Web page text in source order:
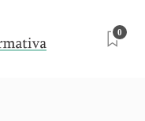
0